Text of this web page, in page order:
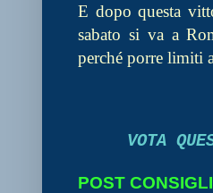
E dopo questa
sabato si va a
perché porre limiti
VOTA
POST